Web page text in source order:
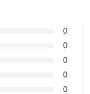
0
0
0
0
0